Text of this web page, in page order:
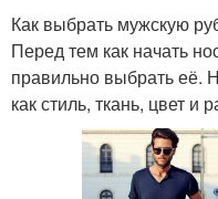
Как выбрать мужскую
Перед тем как начать
правильно выбрать её.
как стиль, ткань, цвет и